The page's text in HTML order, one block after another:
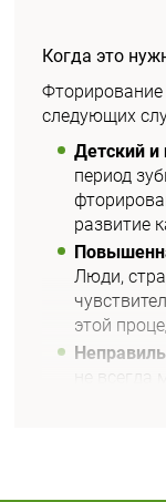
Когда это
Фторирование
следующих
Детский
период
развитие
Люди,
этой
В чем польза